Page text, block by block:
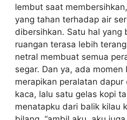
lembut saat
yang tahan terhadap air
dibersihkan. Satu hal yang
ruangan terasa lebih
netral membuat semua
segar. Dan ya, ada momen
merapikan peralatan
kaca, lalu satu gelas kopi
menatapku dari balik kilau